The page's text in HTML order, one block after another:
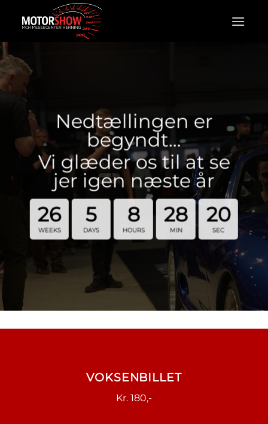
Nedtællingen er
begyndt…
Vi glæder os til at se
jer igen næste år
26
WEEKS
5
DAYS
8
HOURS
28
MIN
20
SEC
VOKSENBILLET
Kr. 180,-